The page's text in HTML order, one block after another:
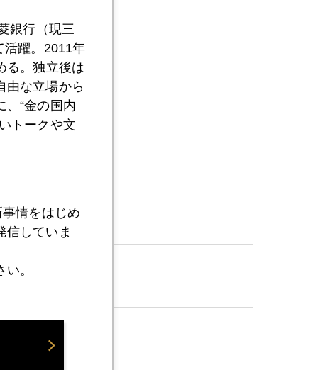
銀行（現三
活躍。2011年
る。独立後は
由な立場から
、“金の国内
トークや文
情をはじめ
信していま
。